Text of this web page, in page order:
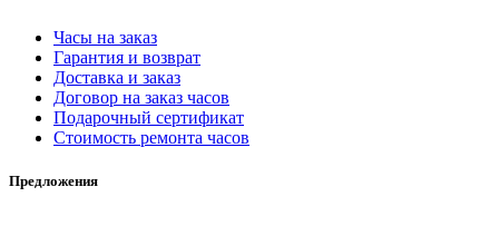
Часы на заказ
Гарантия и возврат
Доставка и заказ
Договор на заказ часов
Подарочный сертификат
Стоимость ремонта часов
Предложения